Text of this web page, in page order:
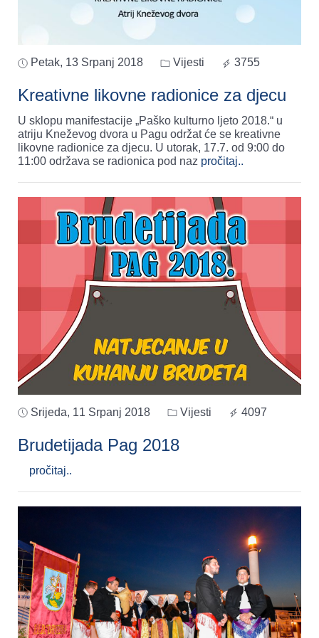
Petak, 13 Srpanj 2018 Vijesti 3755
Kreativne likovne radionice za djecu
U sklopu manifestacije „Paško kulturno ljeto 2018.“ u
atriju Kneževog dvora u Pagu održat će se kreativne
likovne radionice za djecu. U utorak, 17.7. od 9:00 do
11:00 održava se radionica pod naz pročitaj..
Srijeda, 11 Srpanj 2018 Vijesti 4097
Brudetijada Pag 2018
pročitaj..